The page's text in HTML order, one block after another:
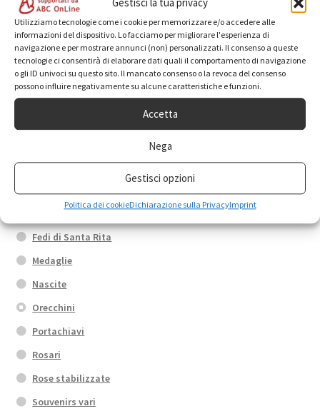
Utilizziamo tecnologie come i cookie per memorizzare e/o accedere alle
informazioni del dispositivo. Lo facciamo per migliorare l'esperienza di
navigazione e per mostrare annunci (non) personalizzati. Il consenso a queste
tecnologie ci consentirà di elaborare dati quali il comportamento di navigazione
o gli ID univoci su questo sito. Il mancato consenso o la revoca del consenso
possono influire negativamente su alcune caratteristiche e funzioni.
Accetta
Nega
Gestisci opzioni
Politica dei cookieDichiarazione sulla PrivacyImprint
Categorie prodotto
Anelli
Calamite
Fedi di Santa Rita
Medaglie
Nascite
Orecchini
Portachiavi
Rosari
Rose stabilizzate
Souvenirs vari